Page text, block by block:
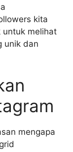
kita
untuk melihat
unik dan
mengapa